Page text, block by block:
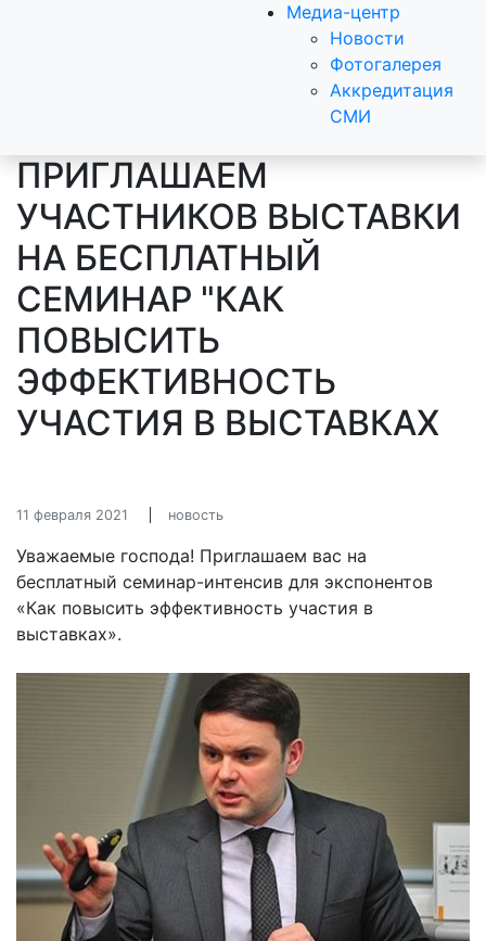
Медиа-центр
Новости
Фотогалерея
Аккредитация
СМИ
ПРИГЛАШАЕМ
УЧАСТНИКОВ ВЫСТАВКИ
НА БЕСПЛАТНЫЙ
СЕМИНАР "КАК
ПОВЫСИТЬ
ЭФФЕКТИВНОСТЬ
УЧАСТИЯ В ВЫСТАВКАХ
11 февраля 2021 новость
Уважаемые господа! Приглашаем вас на
бесплатный семинар-интенсив для экспонентов
«Как повысить эффективность участия в
выставках».